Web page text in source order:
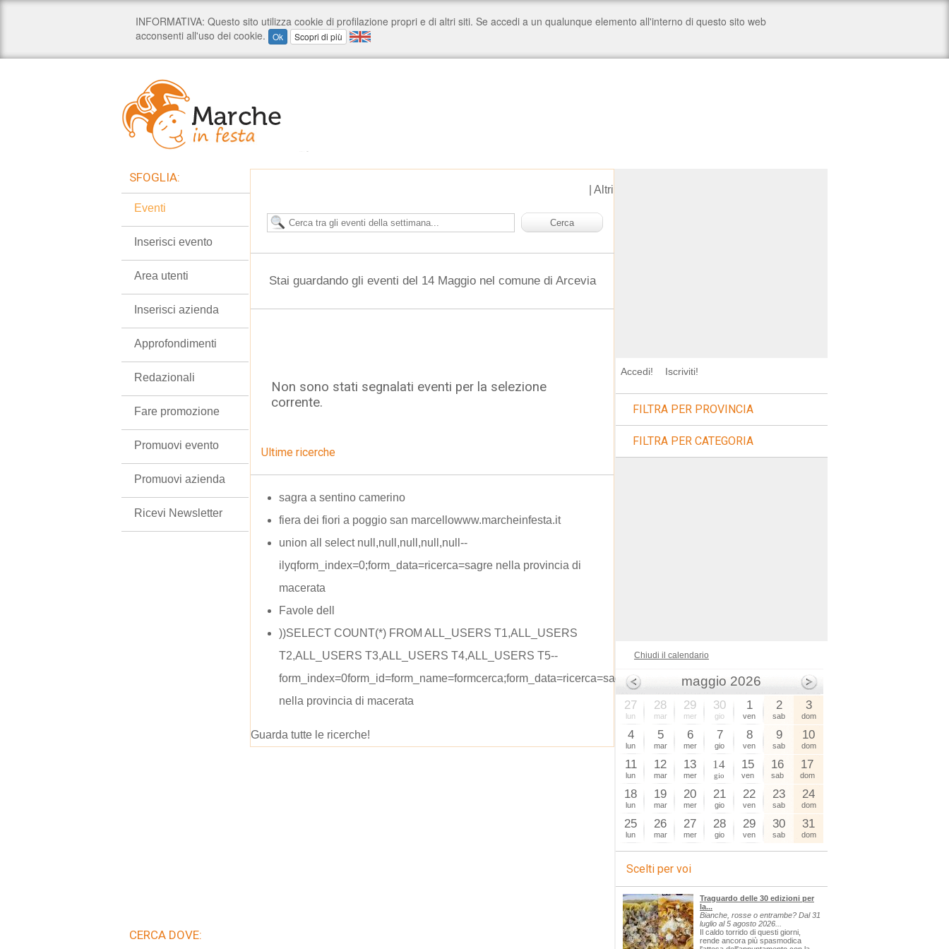
Altri
Stai guardando gli eventi del 14 Maggio nel comune di Arcevia
Non sono stati segnalati eventi per la selezione
corrente.
Ultime ricerche
sagra a sentino camerino
fiera dei fiori a poggio san marcellowww.marcheinfesta.it
union all select null,null,null,null,null--
ilyqform_index=0;form_data=ricerca=sagre nella provincia di
macerata
Favole dell
))SELECT COUNT(*) FROM ALL_USERS T1,ALL_USERS
T2,ALL_USERS T3,ALL_USERS T4,ALL_USERS T5--
form_index=0form_id=form_name=formcerca;form_data=ricerca=sagre
nella provincia di macerata
Guarda tutte le ricerche!
SFOGLIA:
Eventi
Inserisci evento
Area utenti
Inserisci azienda
Approfondimenti
Redazionali
Fare promozione
Promuovi evento
Promuovi azienda
Ricevi Newsletter
CERCA DOVE:
Accedi! Iscriviti!
FILTRA PER PROVINCIA
FILTRA PER CATEGORIA
Chiudi il calendario
maggio 2026
27
lun
28
mar
29
mer
30
gio
1
ven
2
sab
3
dom
4
lun
5
mar
6
mer
7
gio
8
ven
9
sab
10
dom
11
lun
12
mar
13
mer
14
gio
15
ven
16
sab
17
dom
18
lun
19
mar
20
mer
21
gio
22
ven
23
sab
24
dom
25
lun
26
mar
27
mer
28
gio
29
ven
30
sab
31
dom
Scelti per voi
Traguardo delle 30 edizioni per
la...
Bianche, rosse o entrambe? Dal 31
luglio al 5 agosto 2026...
Il caldo torrido di questi giorni,
rende ancora più spasmodica